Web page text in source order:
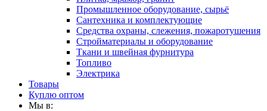
Промышленное оборудование, сырьё
Сантехника и комплектующие
Средства охраны, слежения, пожаротушения
Стройматериалы и оборудование
Ткани и швейная фурнитура
Топливо
Электрика
Товары
Куплю оптом
Мы в: